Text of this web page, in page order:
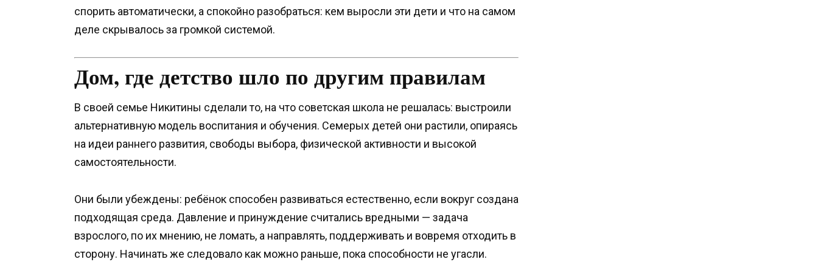
спорить автоматически, а спокойно разобраться: кем выросли эти дети и что на самом
деле скрывалось за громкой системой.
Дом, где детство шло по другим правилам
В своей семье Никитины сделали то, на что советская школа не решалась: выстроили
альтернативную модель воспитания и обучения. Семерых детей они растили, опираясь
на идеи раннего развития, свободы выбора, физической активности и высокой
самостоятельности.
Они были убеждены: ребёнок способен развиваться естественно, если вокруг создана
подходящая среда. Давление и принуждение считались вредными — задача
взрослого, по их мнению, не ломать, а направлять, поддерживать и вовремя отходить в
сторону. Начинать же следовало как можно раньше, пока способности не угасли.